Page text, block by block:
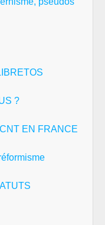
?
EN FRANCE